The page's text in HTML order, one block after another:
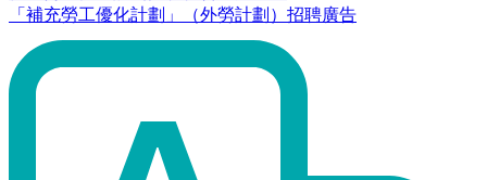
「補充勞工優化計劃」（外勞計劃）招聘廣告